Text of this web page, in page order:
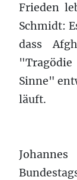
Frieden
Schmidt:
dass
Sinne"
läuft.